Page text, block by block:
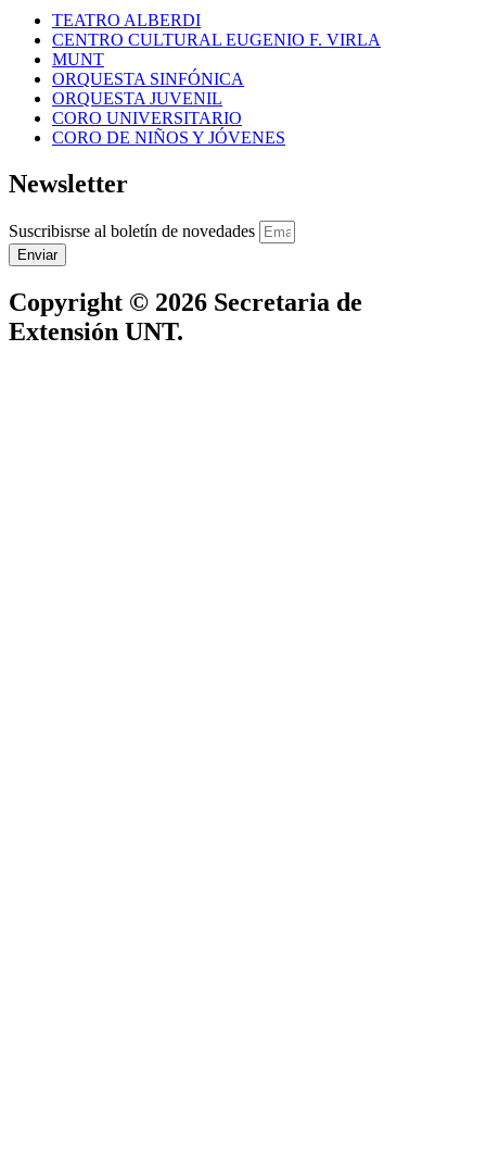
TEATRO ALBERDI
CENTRO CULTURAL EUGENIO F. VIRLA
MUNT
ORQUESTA SINFÓNICA
ORQUESTA JUVENIL
CORO UNIVERSITARIO
CORO DE NIÑOS Y JÓVENES
Newsletter
Suscribisrse al boletín de novedades
Enviar
Copyright © 2026 Secretaria de
Extensión UNT.